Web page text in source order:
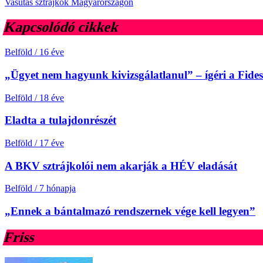
Vasutas sztrájkok Magyarországon
Kapcsolódó cikkek
Belföld / 16 éve
„Ügyet nem hagyunk kivizsgálatlanul” – ígéri a
Belföld / 18 éve
Eladta a tulajdonrészét
Belföld / 17 éve
A BKV sztrájkolói nem akarják a HÉV eladását
Belföld / 7 hónapja
„Ennek a bántalmazó rendszernek vége kell legyen”
Friss